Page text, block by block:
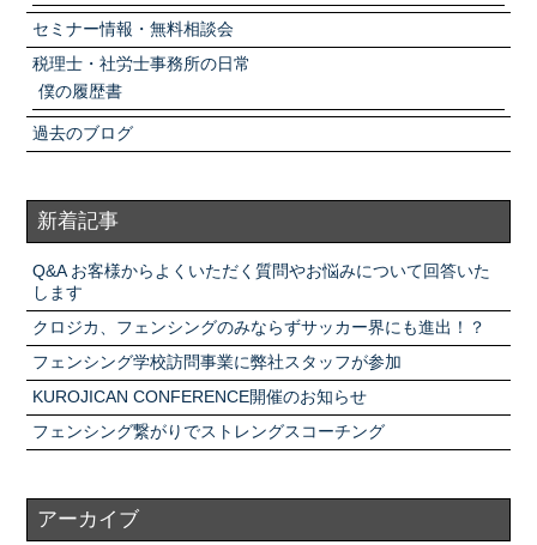
セミナー情報・無料相談会
税理士・社労士事務所の日常
僕の履歴書
過去のブログ
新着記事
Q&A お客様からよくいただく質問やお悩みについて回答いた
します
クロジカ、フェンシングのみならずサッカー界にも進出！？
フェンシング学校訪問事業に弊社スタッフが参加
KUROJICAN CONFERENCE開催のお知らせ
フェンシング繋がりでストレングスコーチング
アーカイブ